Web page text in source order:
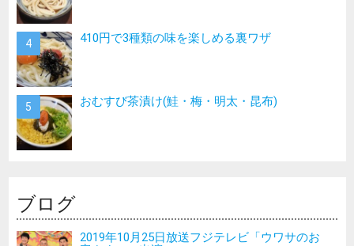
410円で3種類の味を楽しめる裏ワザ
おむすび茶漬け(鮭・梅・明太・昆布)
ブログ
2019年10月25日放送フジテレビ「ウワサのお